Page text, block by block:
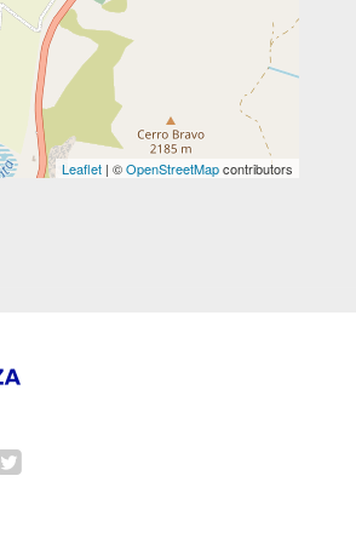
Leaflet | ©OpenStreetMapcontributors